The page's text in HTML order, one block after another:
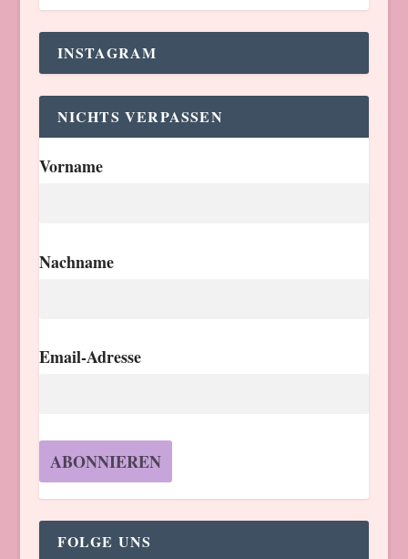
INSTAGRAM
NICHTS VERPASSEN
Vorname
Nachname
Email-Adresse
FOLGE UNS